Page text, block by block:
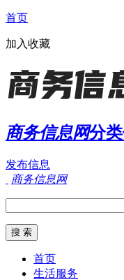
首页
加入收藏
商务信息网分
发布信息
商务信息网
首页
生活服务